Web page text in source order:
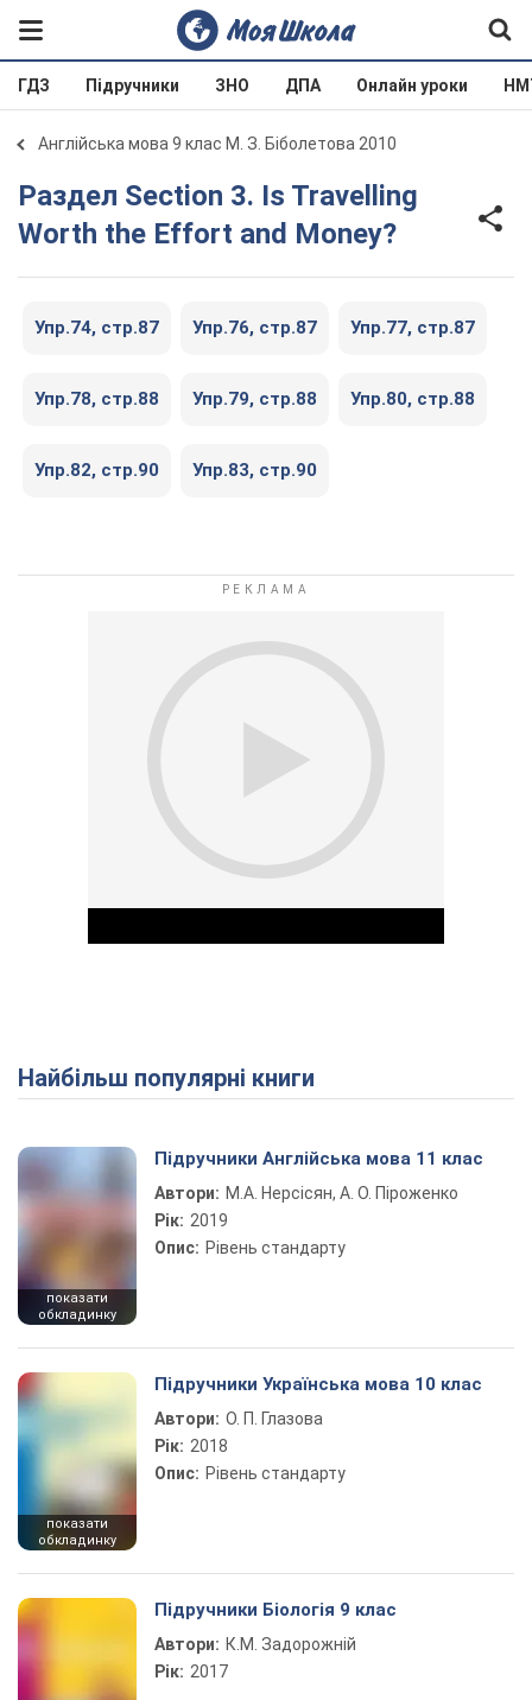
ГДЗ Підручники ЗНО ДПА Онлайн уроки
Англійська мова 9 клас М. З. Біболетова 2010
Раздел Section 3. Is Travelling
Worth the Effort and Money?
Упр.74, cтр.87 Упр.76, cтр.87 Упр.77, cтр.87
Упр.78, cтр.88 Упр.79, cтр.88 Упр.80, cтр.88
Упр.82, cтр.90 Упр.83, cтр.90
Play Video
Найбільш популярні книги
показати
обкладинку
Підручники Англійська мова 11 клас
Автори: М.А. Нерсісян, А. О. Піроженко
Рік: 2019
Опис: Рівень стандарту
показати
обкладинку
Підручники Українська мова 10 клас
Автори: О. П. Глазова
Рік: 2018
Опис: Рівень стандарту
Підручники Біологія 9 клас
Автори: К.М. Задорожній
Рік: 2017